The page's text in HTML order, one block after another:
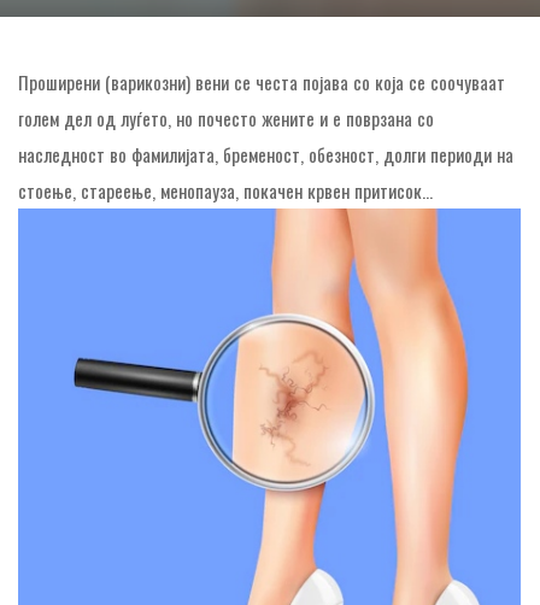
Проширени (варикозни) вени се честа појава со која се соочуваат
голем дел од луѓето, но почесто жените и е поврзана со
наследност во фамилијата, бременост, обезност, долги периоди на
стоење, стареење, менопауза, покачен крвен притисок…